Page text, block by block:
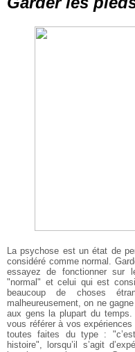
La psychose est un état de
considéré comme normal.
essayez de fonctionner sur
"normal" et celui qui est
beaucoup de choses
malheureusement, on ne
aux gens la plupart du
vous référer à vos
toutes faites du type :
histoire", lorsqu’il s’agit